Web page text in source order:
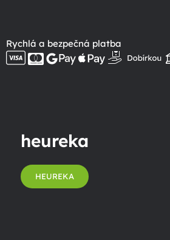
Rychlá a bezpečná platba
heureka
HEUREKA